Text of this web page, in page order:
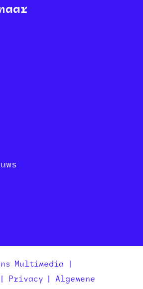
Multimedia |
| Privacy| Algemene